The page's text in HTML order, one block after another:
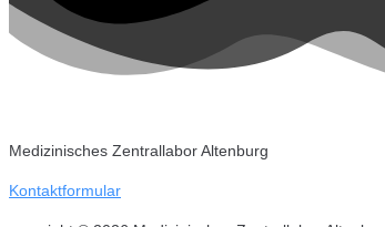
Medizinisches Zentrallabor Altenburg
Kontaktformular